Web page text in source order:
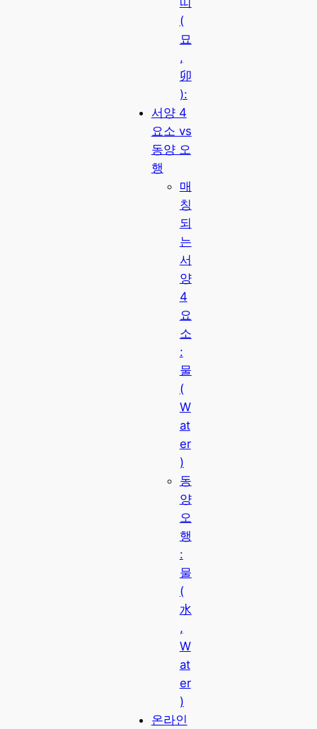
(
묘
,
卯
):
서양 4
요소 vs
동양 오
행
매
칭
되
는
서
양
4
요
소
:
물
(
W
at
er
)
동
양
오
행
:
물
(
水
,
W
at
er
)
온라인